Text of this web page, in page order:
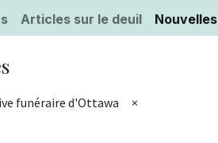
Articles sur le deuil Nouvelles
funéraire d'Ottawa ×